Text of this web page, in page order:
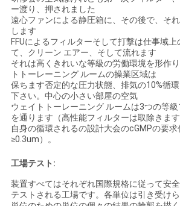
ー渡り、押されました
遠心ファンによる静圧箱に、その後で、そ
します
FFUによるフィルターそして打撃は仕事域
て、クリーン エアー、そして流れます
それは高くきれいな等級の労働環境を形作
トトーレーニング ルームの操業区域は
保ちます否定的な圧力状態、排気の10%循
下さい。中心の小さい部屋の空気
ウェイトトーレーニング ルームは3つの等
を通ります（高性能フィルターは取除きます
自身の循環されるの設計大会のcGMPの要
≥0.3um）。
工場テスト:
装置すべてはそれぞれ国際規格に従って安
テストされる工場です。各単位は引き受け